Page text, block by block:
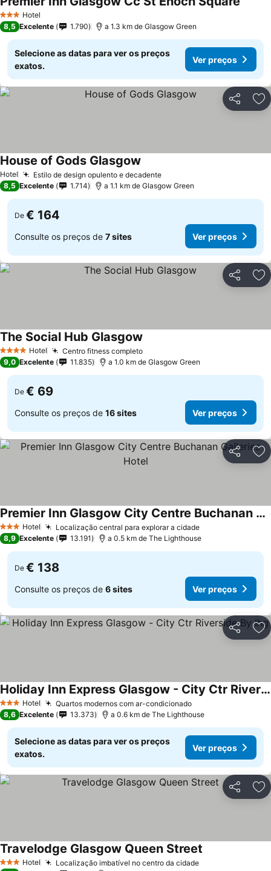
3 EstrelasHotel
8,5 Excelente 1.790 a 1.3 km de Glasgow Green
Selecione as datas para ver os preços
exatos.
Ver preços
Partilhar
Hotel Estilo de design opulento e decadente
House of Gods Glasgow
8,5 Excelente 1.714 a 1.1 km de Glasgow Green
De € 164
Consulte os preços de 7 sites Ver preços
Partilhar
4 EstrelasHotel Centro fitness completo
The Social Hub Glasgow
9,0 Excelente 11.835 a 1.0 km de Glasgow Green
De € 69
Consulte os preços de 16 sites Ver preços
Partilhar
3 EstrelasHotel Localização central para explorar a cidade
Premier Inn Glasgow City Centre Buchanan Galleries Hotel
8,9 Excelente 13.191 a 0.5 km de The Lighthouse
De € 138
Consulte os preços de 6 sites Ver preços
Partilhar
3 EstrelasHotel Quartos modernos com ar-condicionado
Holiday Inn Express Glasgow - City Ctr Riverside By Ihg
8,6 Excelente 13.373 a 0.6 km de The Lighthouse
Selecione as datas para ver os preços
exatos.
Ver preços
Partilhar
3 EstrelasHotel Localização imbatível no centro da cidade
Travelodge Glasgow Queen Street